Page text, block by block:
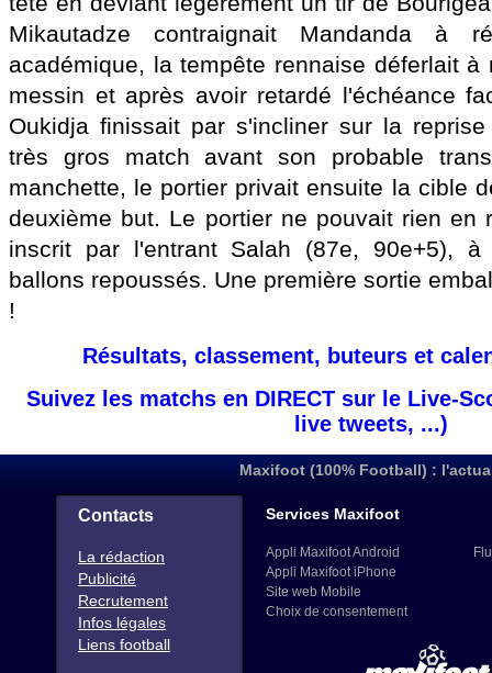
Mikautadze contraignait Mandanda à
académique, la tempête rennaise déferlait
messin et après avoir retardé l'échéance
Oukidja finissait par s'incliner sur la
très gros match avant son probable
manchette, le portier privait ensuite la cible
deuxième but. Le portier ne pouvait rien en
inscrit par l'entrant Salah (87e, 90e+5),
ballons repoussés. Une première sortie
!
Résultats, classement, buteurs et
Suivez les matchs en DIRECT sur le Live-
live tweets, ...)
Maxifoot (100% Football) :
Contacts
La rédaction
Publicité
Recrutement
Infos légales
Liens football
Services Maxifoot
Appli Maxifoot Android
Appli Maxifoot iPhone
Site web Mobile
Choix de consentement